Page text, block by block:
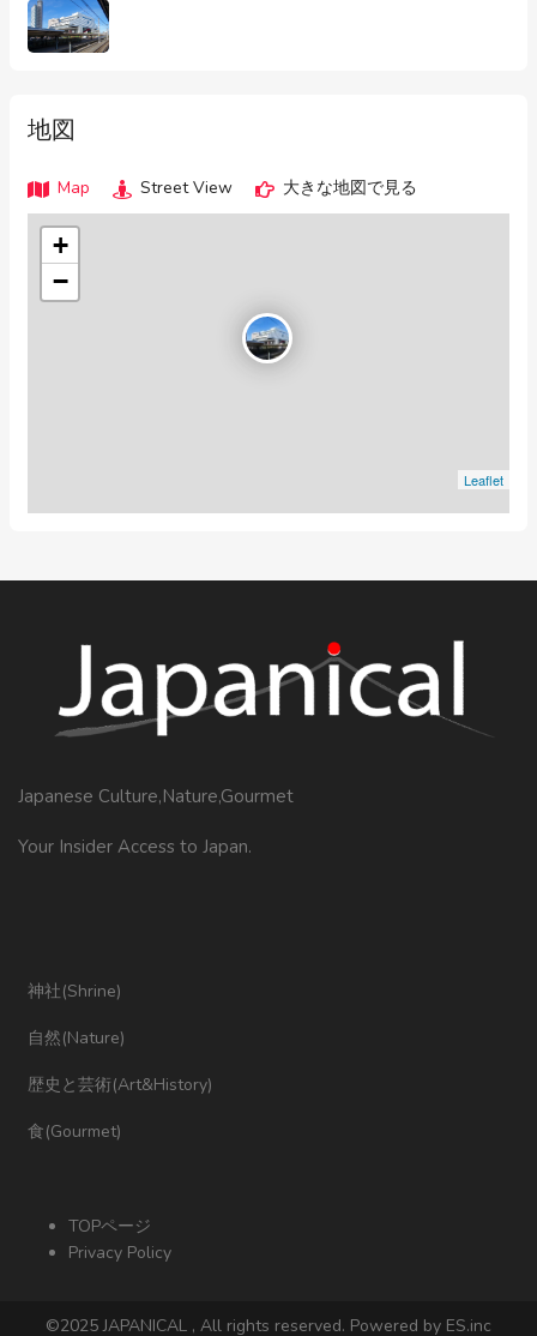
地図
Map Street View 大きな地図で見る
+
−
Leaflet
Japanese Culture,Nature,Gourmet
Your Insider Access to Japan.
神社(Shrine)
自然(Nature)
歴史と芸術(Art&History)
食(Gourmet)
TOPページ
Privacy Policy
©2025 JAPANICAL , All rights reserved. Powered by ES.inc